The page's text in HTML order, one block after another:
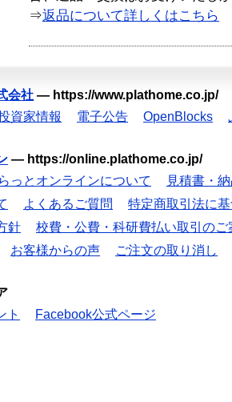
⇒返品について詳しくはこちら
会社 — https://www.plathome.co.jp/
資家情報 電子公告 OpenBlocks
— https://online.plathome.co.jp/
っとオンラインについて
見積書・
よくあるご質問
特定商取引法に
針
校費・公費・科研費払い取引のご
お客様からの声 ご注文の取り消し
ト
Facebook公式ページ